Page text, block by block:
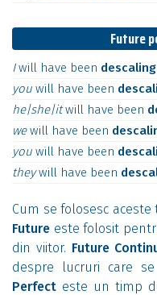
Future
Iwill have been descaling
you will have been
he|she|itwill have been
wewill have been
you will have been
theywill have been
Cum se folosesc
Future este folosit
din viitor. Future
despre lucruri care
Perfect este un timp